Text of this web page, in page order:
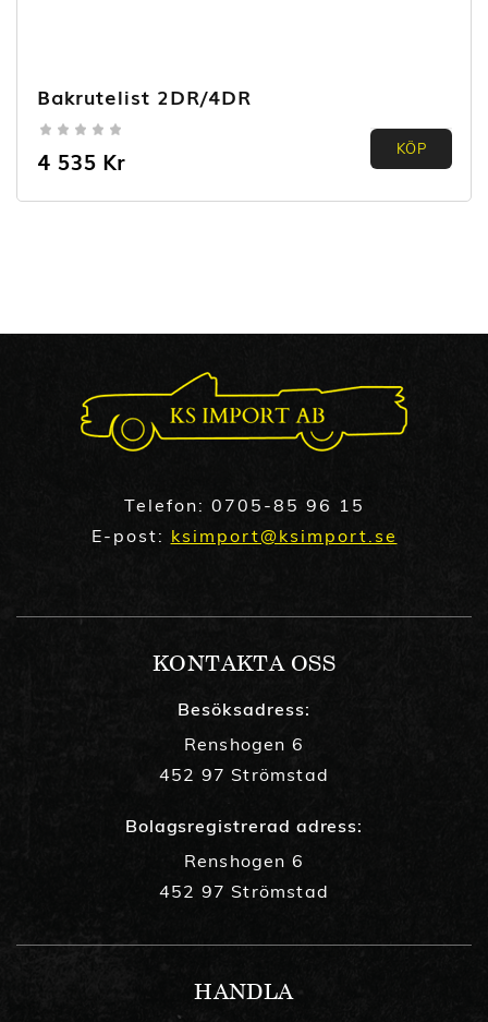
Bakrutelist 2DR/4DR
0.00
5
4 535 Kr KÖP
Telefon: 0705-85 96 15
E-post: ksimport@ksimport.se
KONTAKTA OSS
Besöksadress:
Renshogen 6
452 97 Strömstad
Bolagsregistrerad adress:
Renshogen 6
452 97 Strömstad
HANDLA